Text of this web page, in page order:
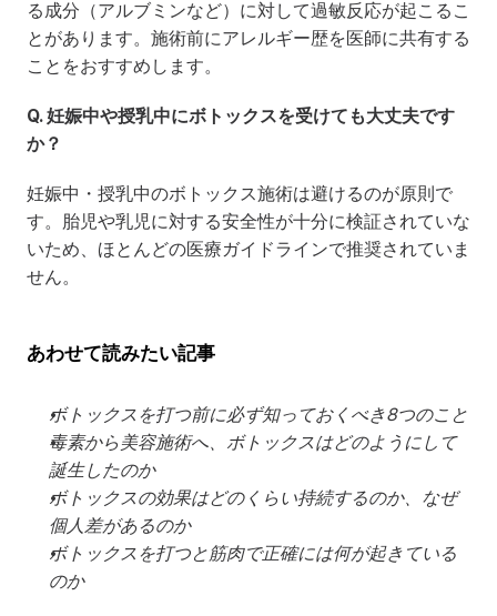
る成分（アルブミンなど）に対して過敏反応が起こるこ
とがあります。施術前にアレルギー歴を医師に共有する
ことをおすすめします。
Q. 妊娠中や授乳中にボトックスを受けても大丈夫です
か？
妊娠中・授乳中のボトックス施術は避けるのが原則で
す。胎児や乳児に対する安全性が十分に検証されていな
いため、ほとんどの医療ガイドラインで推奨されていま
せん。
あわせて読みたい記事
ボトックスを打つ前に必ず知っておくべき8つのこと
毒素から美容施術へ、ボトックスはどのようにして
誕生したのか
ボトックスの効果はどのくらい持続するのか、なぜ
個人差があるのか
ボトックスを打つと筋肉で正確には何が起きている
のか